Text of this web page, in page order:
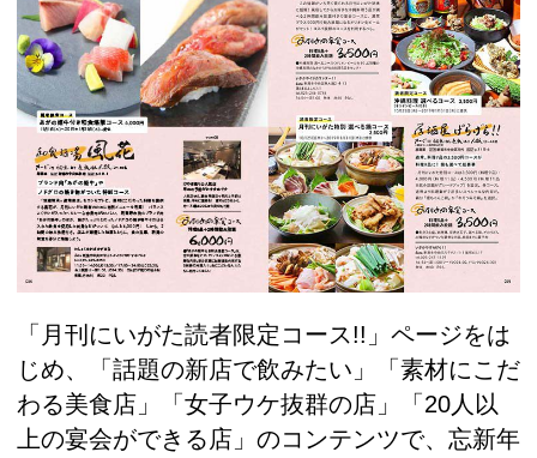
「月刊にいがた読者限定コース!!」ページをは
じめ、「話題の新店で飲みたい」「素材にこだ
わる美食店」「女子ウケ抜群の店」「20人以
上の宴会ができる店」のコンテンツで、忘新年